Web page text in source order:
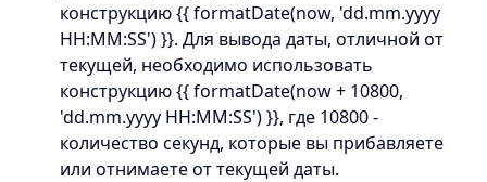
конструкцию {{ formatDate(now, 'dd.mm.yyyy
HH:MM:SS') }}. Для вывода даты, отличной от
текущей, необходимо использовать
конструкцию {{ formatDate(now + 10800,
'dd.mm.yyyy HH:MM:SS') }}, где 10800 -
количество секунд, которые вы прибавляете
или отнимаете от текущей даты.